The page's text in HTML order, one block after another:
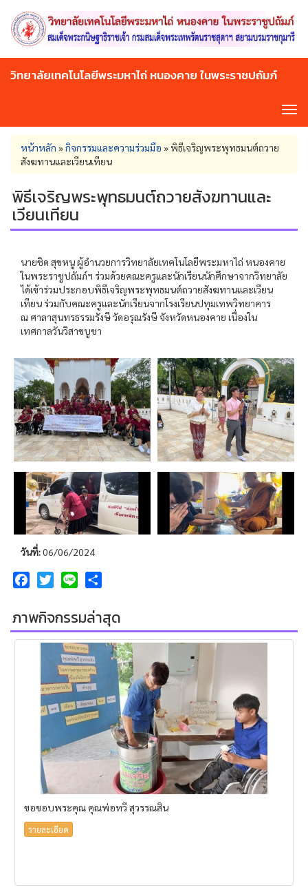
main
content
วิทยาลัยเทคโนโลยีพระมหาไถ่ หนองคาย ในพระราชปถัมภ์
You
are
here
หน้าหลัก »กิจกรรมและความร่วมมือ »พิธีเจริญพระพุทธมนต์ถวาย
สังฆทานและเวียนเทียน
พิธีเจริญพระพุทธมนต์ถวายสังฆทานและ
เวียนเทียน
นายชิด สุขหนู ผู้อำนวยการวิทยาลัยเทคโนโลยีพระมหาไถ่ หนองคาย
ในพระราชูปถัมภ์ฯ ร่วมด้วยคณะครูและนักเรียนนักศึกษาจากวิทยาลัย
ได้เข้าร่วมประกอบพิธีเจริญพระพุทธมนต์ถวายสังฆทานและเวียน
เทียน ร่วมกับคณะครูและนักเรียนจากโรงเรียนปทุมเทพวิทยาคาร
ณ ศาลาสุนทรธรรมรังษี วัดอรุณรังษี จังหวัดหนองคาย เนื่องใน
เทศกาลวันวิสาขบูชา
วันที่:06/06/2024
FacebookTwitterLine
ภาพกิจกรรมล่าสุด
ขอขอบพระคุณ คุณพ่อทวี สุวรรณสิน
รายละเอียด